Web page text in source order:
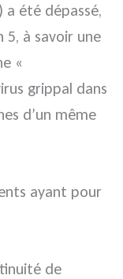
a été dépassé,
5, à savoir une
«
grippal dans
d’un même
ayant pour
de